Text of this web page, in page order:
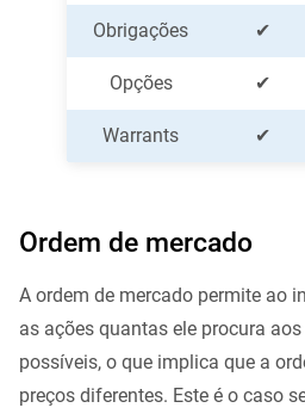
Obrigações ✔
Opções ✔
Warrants ✔
Ordem de mercado
A ordem de mercado permite ao
as ações quantas ele procura
possíveis, o que implica que a
preços diferentes. Este é o caso